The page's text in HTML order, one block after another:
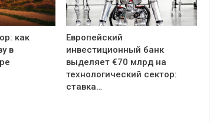
как
в
Европейский
инвестиционный банк
выделяет €70 млрд на
технологический сектор:
ставка…